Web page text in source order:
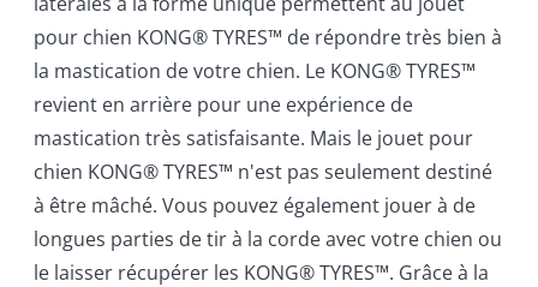
pour chien KONG® TYRES™ de répondre très bien à
la mastication de votre chien. Le KONG® TYRES™
revient en arrière pour une expérience de
mastication très satisfaisante. Mais le jouet pour
chien KONG® TYRES™ n'est pas seulement destiné
à être mâché. Vous pouvez également jouer à de
longues parties de tir à la corde avec votre chien ou
le laisser récupérer les KONG® TYRES™. Grâce à la